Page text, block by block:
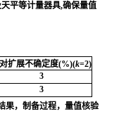
平等计量器具,确保量值
扩展不确定度(%)(k=2)
3
3
果，制备过程，量值核验